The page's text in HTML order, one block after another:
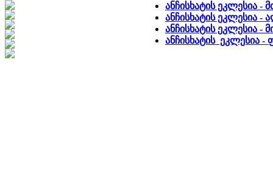
ანჩისხატის ეკლესია -
ანჩისხატის ეკლესია -
ანჩისხატის ეკლესია -
ანჩისხატის ეკლესია